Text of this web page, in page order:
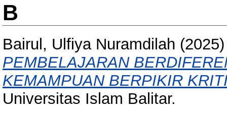
B
Bairul, Ulfiya Nuramdilah
PEMBELAJARAN
KEMAMPUAN BERPIKIR
Universitas Islam Balitar.